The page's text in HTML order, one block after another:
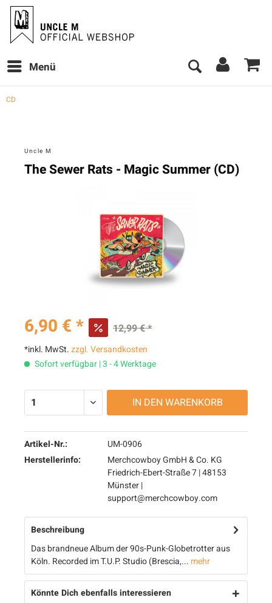
Menü
CD
Uncle M
The Sewer Rats - Magic Summer (CD)
6,90 € * 12,99 € *
*inkl. MwSt.zzgl. Versandkosten
Sofort verfügbar | 3 - 4 Werktage
IN DEN WARENKORB
Artikel-Nr.:
UM-0906
Herstellerinfo:
Merchcowboy GmbH & Co. KG
Friedrich-Ebert-Straße 7 | 48153
Münster |
support@merchcowboy.com
Beschreibung
Das brandneue Album der 90s-Punk-Globetrotter aus
Köln. Recorded im T.U.P. Studio (Brescia,... mehr
Könnte Dich ebenfalls interessieren